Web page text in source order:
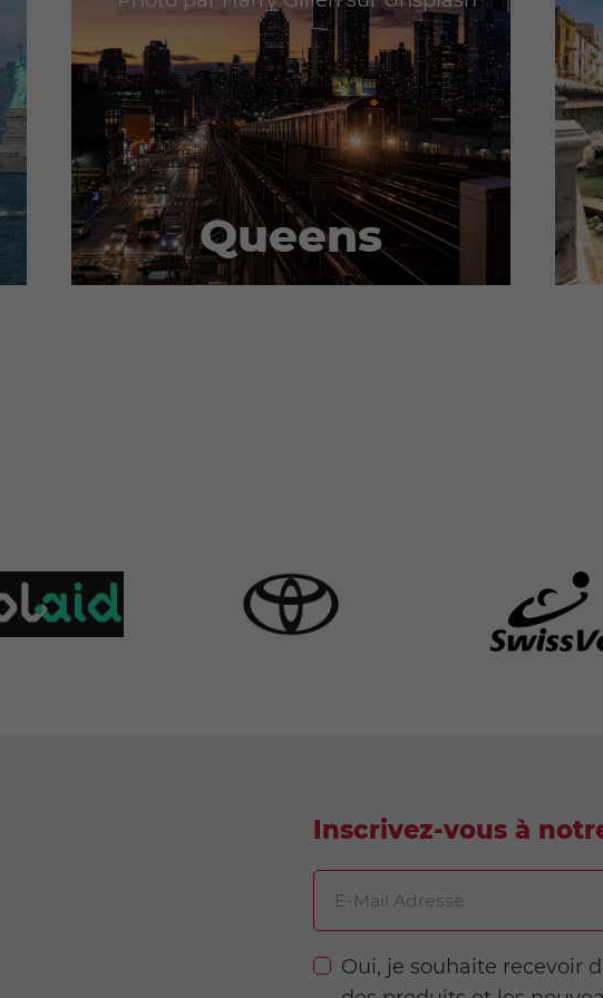
Queens
Inscrivez-vous à
Oui, je souhaite recevoir